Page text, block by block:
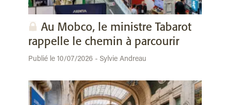
Au Mobco, le ministre Tabarot
rappelle le chemin à parcourir
Publié le 10/07/2026 - Sylvie Andreau